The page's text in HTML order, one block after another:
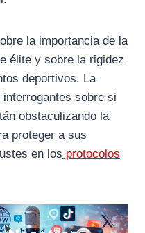
la importancia de la
élite y sobre la rigidez
deportivos. La
sobre si
obstaculizando la
proteger a sus
en los protocolos